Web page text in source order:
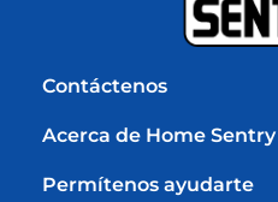
Contáctenos
Acerca de Home Sentry
Permítenos ayudarte